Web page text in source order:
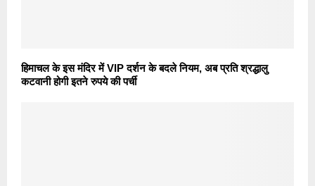
हिमाचल के इस मंदिर में VIP दर्शन के बदले नियम, अब प्रति श्रद्धालु
कटवानी होगी इतने रुपये की पर्ची